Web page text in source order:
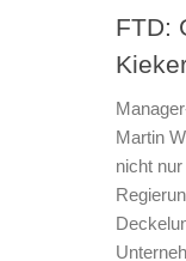
FTD:
Martin
nicht